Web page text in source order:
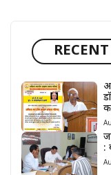
: